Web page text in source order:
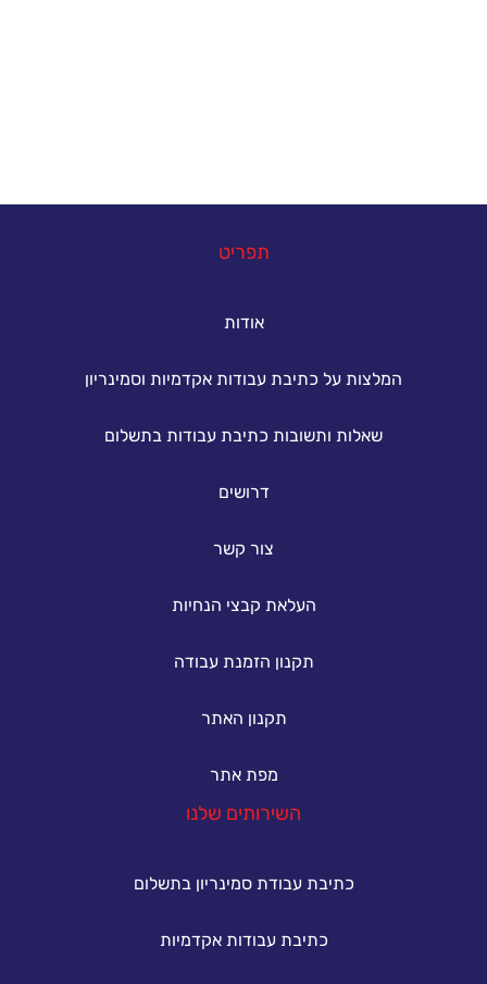
תפריט
אודות
המלצות על כתיבת עבודות אקדמיות וסמינריון
שאלות ותשובות כתיבת עבודות בתשלום
דרושים
צור קשר
העלאת קבצי הנחיות
תקנון הזמנת עבודה
תקנון האתר
מפת אתר
השירותים שלנו
כתיבת עבודת סמינריון בתשלום
כתיבת עבודות אקדמיות